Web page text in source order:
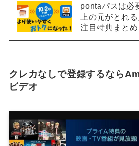
pontaパスは必
上の元がとれ
注目特典まとめ
クレカなしで登録するなら
ビデオ